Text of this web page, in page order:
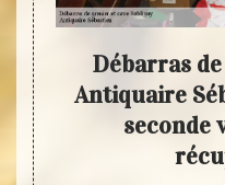
très
Débarras
Antiquaire
seconde